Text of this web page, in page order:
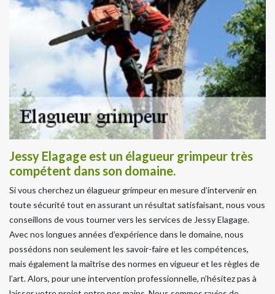
Jessy Elagage est un élagueur grimpeur très
compétent dans son domaine.
Si vous cherchez un élagueur grimpeur en mesure d’intervenir en
toute sécurité tout en assurant un résultat satisfaisant, nous vous
conseillons de vous tourner vers les services de Jessy Elagage.
Avec nos longues années d’expérience dans le domaine, nous
possédons non seulement les savoir-faire et les compétences,
mais également la maîtrise des normes en vigueur et les règles de
l’art. Alors, pour une intervention professionnelle, n’hésitez pas à